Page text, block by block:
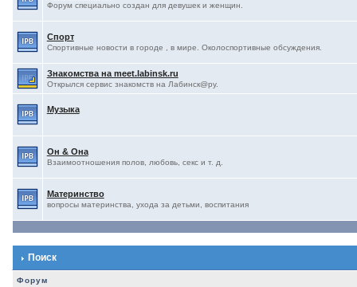
Форум специально создан для девушек и женщин.
Спорт
Спортивные новости в городе , в мире. Околоспортивные обсуждения.
Знакомства на meet.labinsk.ru
Открылся сервис знакомств на Лабинск@ру.
Музыка
Он & Она
Взаимоотношения полов, любовь, секс и т. д.
Материнство
вопросы материнства, ухода за детьми, воспитания
Поиск
Форум